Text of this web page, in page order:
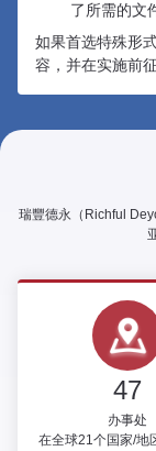
了所需的文
如果首选特殊形
容，并在实施前
瑞豐德永（Richful
47
办事处
在全球21个国家/地